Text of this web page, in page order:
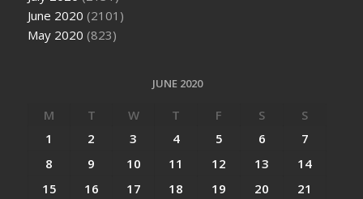
June 2020 (2101)
May 2020 (823)
JUNE 2020
M T W T F S
S
1
2 3 4 5 6
7
8
9 10 11 12 13
14
15
16 17 18 19 20
21